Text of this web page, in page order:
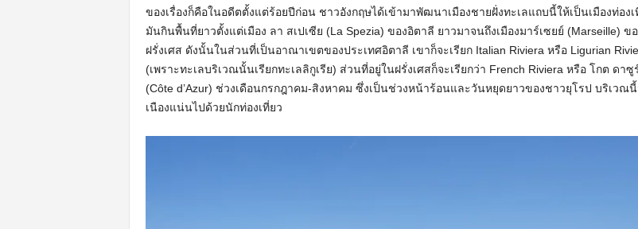
ของเรื่องก็คือในอดีตตั้งแต่ร้อยปีก่อน ชาวอังกฤษได้เข้ามาพัฒนาเมืองชายฝั่งทะเลแถบนี้ให้เป็นเมืองท่องเ
มันกินพื้นที่ยาวตั้งแต่เมือง ลา สเปเซีย (La Spezia) ของอิตาลี ยาวมาจนถึงเมืองมาร์เซยย์ (Marseille) ข
ฝรั่งเศส ดังนั้นในส่วนที่เป็นอาณาเขตของประเทศอิตาลี เขาก็จะเรียก Italian Riviera หรือ Ligurian
(เพราะทะเลบริเวณนั้นเรียกทะเลลิกูเรีย) ส่วนที่อยู่ในฝรั่งเศสก็จะเรียกว่า French Riviera หรือ โกต ดาซู
(Côte d’Azur) ช่วงเดือนกรกฎาคม-สิงหาคม ซึ่งเป็นช่วงหน้าร้อนและวันหยุดยาวของชาวยุโรป บริเวณ
เนืองแน่นไปด้วยนักท่องเที่ยว